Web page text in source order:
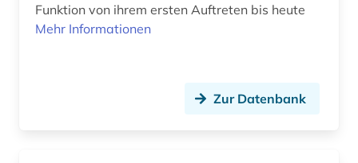
artefakte (1)
GUS (1)
Funktion von ihrem ersten Auftreten bis heute
Mehr Informationen
Zur Datenbank